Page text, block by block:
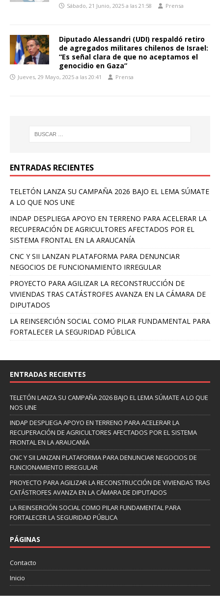
Sábado, 21 Junio, 2025 a las 21:58 Prensa
Diputado Alessandri (UDI) respaldó retiro
de agregados militares chilenos de Israel:
“Es señal clara de que no aceptamos el
genocidio en Gaza”
Jueves, 29 Mayo, 2025 a las 20:41 Prensa
ENTRADAS RECIENTES
TELETÓN LANZA SU CAMPAÑA 2026 BAJO EL LEMA SÚMATE
A LO QUE NOS UNE
INDAP DESPLIEGA APOYO EN TERRENO PARA ACELERAR LA
RECUPERACIÓN DE AGRICULTORES AFECTADOS POR EL
SISTEMA FRONTAL EN LA ARAUCANÍA
CNC Y SII LANZAN PLATAFORMA PARA DENUNCIAR
NEGOCIOS DE FUNCIONAMIENTO IRREGULAR
PROYECTO PARA AGILIZAR LA RECONSTRUCCIÓN DE
VIVIENDAS TRAS CATÁSTROFES AVANZA EN LA CÁMARA DE
DIPUTADOS
LA REINSERCIÓN SOCIAL COMO PILAR FUNDAMENTAL PARA
FORTALECER LA SEGURIDAD PÚBLICA
ENTRADAS RECIENTES
TELETÓN LANZA SU CAMPAÑA 2026 BAJO EL LEMA SÚMATE A LO QUE
NOS UNE
INDAP DESPLIEGA APOYO EN TERRENO PARA ACELERAR LA
RECUPERACIÓN DE AGRICULTORES AFECTADOS POR EL SISTEMA
FRONTAL EN LA ARAUCANÍA
CNC Y SII LANZAN PLATAFORMA PARA DENUNCIAR NEGOCIOS DE
FUNCIONAMIENTO IRREGULAR
PROYECTO PARA AGILIZAR LA RECONSTRUCCIÓN DE VIVIENDAS TRAS
CATÁSTROFES AVANZA EN LA CÁMARA DE DIPUTADOS
LA REINSERCIÓN SOCIAL COMO PILAR FUNDAMENTAL PARA
FORTALECER LA SEGURIDAD PÚBLICA
PÁGINAS
Contacto
Inicio